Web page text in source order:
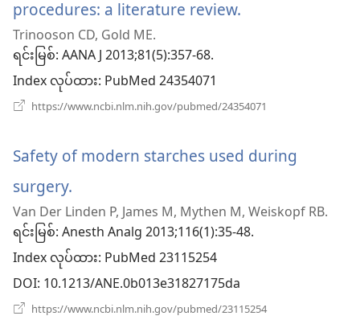
procedures: a literature review.
င့်
ပါ
Trinooson CD, Gold ME.
ရင်းမြစ်‎: AANA J 2013;81(5):357-68.
Index လုပ်ထား‎: PubMed 24354071
https://www.ncbi.nlm.nih.gov/pubmed/24354071
နေ
Safety of modern starches used during
surgery.
အသစ်
င့်
နေ
Van Der Linden P, James M, Mythen M, Weiskopf RB.
ရင်းမြစ်‎: Anesth Analg 2013;116(1):35-48.
Index လုပ်ထား‎: PubMed 23115254
DOI‎: 10.1213/ANE.0b013e31827175da
https://www.ncbi.nlm.nih.gov/pubmed/23115254